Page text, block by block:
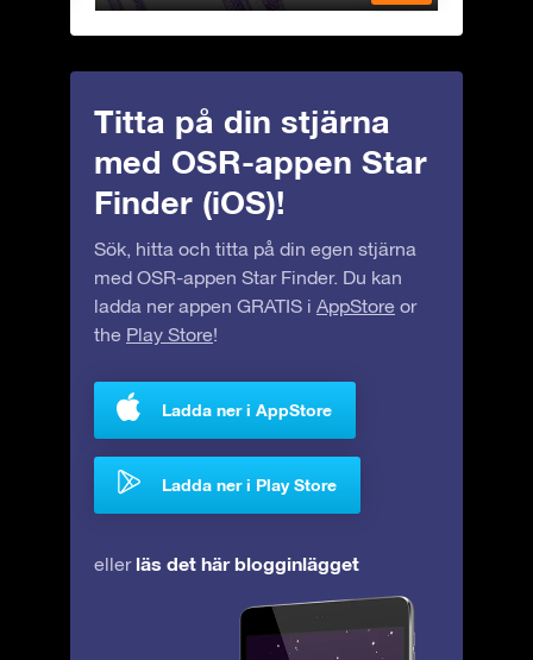
Titta på din stjärna
med OSR-appen Star
Finder (iOS)!
Sök, hitta och titta på din egen stjärna
med OSR-appen Star Finder. Du kan
ladda ner appen GRATIS i AppStore or
the Play Store!
Ladda ner i AppStore
Ladda ner i Play Store
eller läs det här blogginlägget